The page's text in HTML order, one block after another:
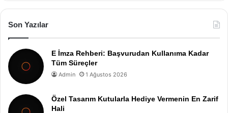
Son Yazılar
E İmza Rehberi: Başvurudan Kullanıma Kadar
Tüm Süreçler
Admin 1 Ağustos 2026
Özel Tasarım Kutularla Hediye Vermenin En Zarif
Hali